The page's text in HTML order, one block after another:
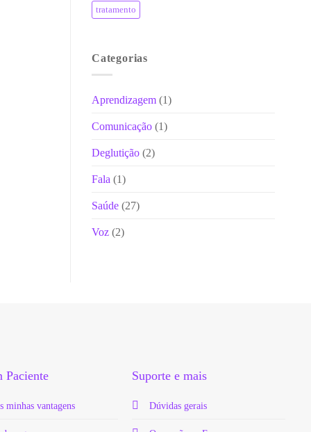
tratamento
Categorias
Aprendizagem (1)
Comunicação (1)
Deglutição (2)
Fala (1)
Saúde (27)
Voz (2)
Paciente
minhas vantagens
Suporte e mais
Dúvidas gerais